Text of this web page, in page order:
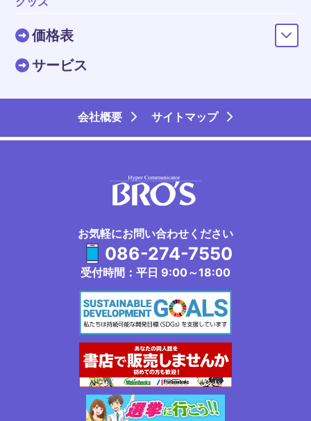
価格表
サービス
会社概要 サイトマップ
お気軽にお問い合わせください
086-274-7550
受付時間：平日 9:00～18:00